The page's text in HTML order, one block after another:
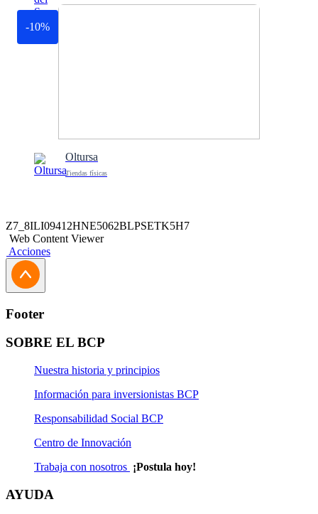
-10%
Oltursa
Tiendas físicas
Z7_8ILI09412HNE5062BLPSETK5H7
Web Content Viewer
Acciones
Footer
SOBRE EL BCP
Nuestra historia y principios
Información para inversionistas BCP
Responsabilidad Social BCP
Centro de Innovación
Trabaja con nosotros ¡Postula hoy!
AYUDA